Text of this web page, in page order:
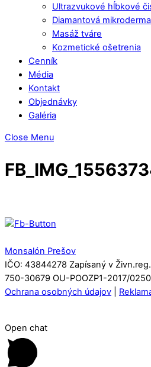
Ultrazvukové hĺbkové
Diamantová
Masáž tváre
Kozmetické ošetrenia
Cenník
Média
Kontakt
Objednávky
Galéria
Close Menu
Monsalón Prešov
IČO: 43844278 Zapísaný v
750-30679 OU-POOZP1-2017/
Ochrana osobných údajov
Open chat